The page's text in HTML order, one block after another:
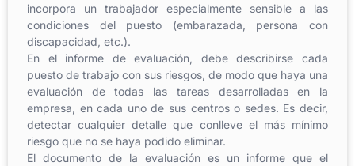
incorpora un trabajador especialmente sensible a las
condiciones del puesto (embarazada, persona con
discapacidad, etc.).
En el informe de evaluación, debe describirse cada
puesto de trabajo con sus riesgos, de modo que haya una
evaluación de todas las tareas desarrolladas en la
empresa, en cada uno de sus centros o sedes. Es decir,
detectar cualquier detalle que conlleve el más mínimo
riesgo que no se haya podido eliminar.
El documento de la evaluación es un informe que el